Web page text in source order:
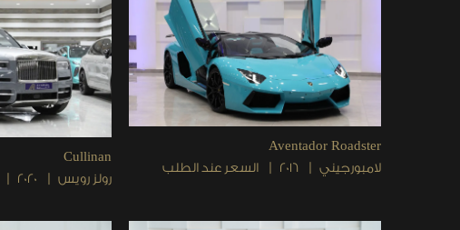
Aventador Roadster
لامبورجيني
2016 السعر عند الطلب
Cullinan
رولز رويس
2020